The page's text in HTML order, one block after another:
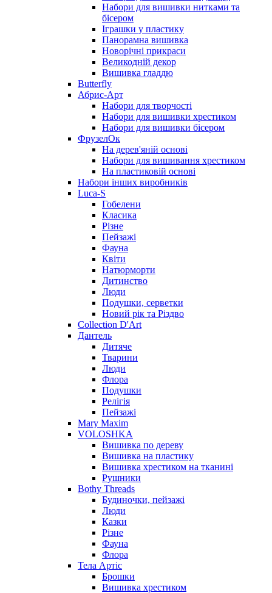
Набори для вишивки нитками та
бісером
Іграшки у пластику
Панорамна вишивка
Новорічні прикраси
Великодній декор
Вишивка гладдю
Butterfly
Абрис-Арт
Набори для творчості
Набори для вишивки хрестиком
Набори для вишивки бісером
ФрузелОк
На дерев'яній основі
Набори для вишивання хрестиком
На пластиковій основі
Набори інших виробників
Luca-S
Гобелени
Класика
Різне
Пейзажі
Фауна
Квіти
Натюрморти
Дитинство
Люди
Подушки, серветки
Новий рік та Різдво
Collection D'Art
Дантель
Дитяче
Тварини
Люди
Флора
Подушки
Релігія
Пейзажі
Mary Maxim
VOLOSHKA
Вишивка по дереву
Вишивка на пластику
Вишивка хрестиком на тканині
Рушники
Bothy Threads
Будиночки, пейзажі
Люди
Казки
Різне
Фауна
Флора
Тела Артіс
Брошки
Вишивка хрестиком